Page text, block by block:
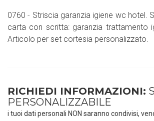
0760 - Striscia garanzia igiene wc hotel.
carta con scritta: garanzia trattamento
Articolo per set cortesia personalizzato.
RICHIEDI INFORMAZIONI:
PERSONALIZZABILE
i tuoi dati personali NON saranno condivisi,